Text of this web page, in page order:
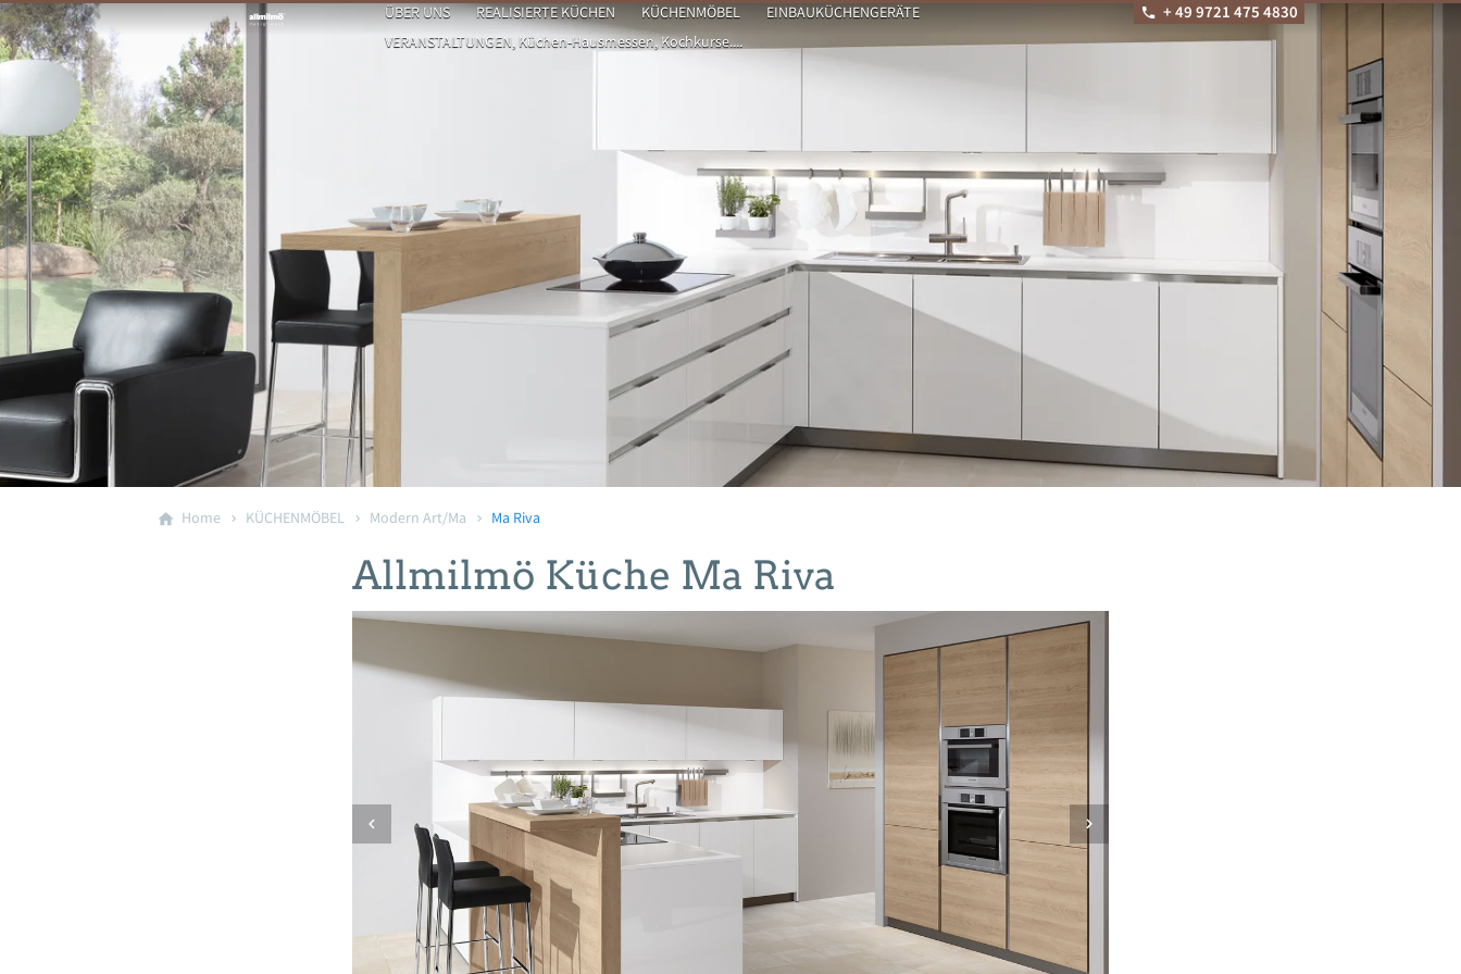
ÜBER UNS REALISIERTE KÜCHEN KÜCHENMÖBEL
EINBAUKÜCHENGERÄTE
VERANSTALTUNGEN, Küchen-Hausmessen, Kochkurse....
+ 49 9721 475 4830
Home KÜCHENMÖBEL Modern Art/Ma Ma Riva
Allmilmö Küche Ma Riva